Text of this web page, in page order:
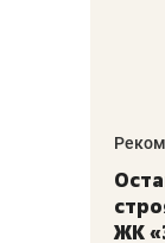
ЖК